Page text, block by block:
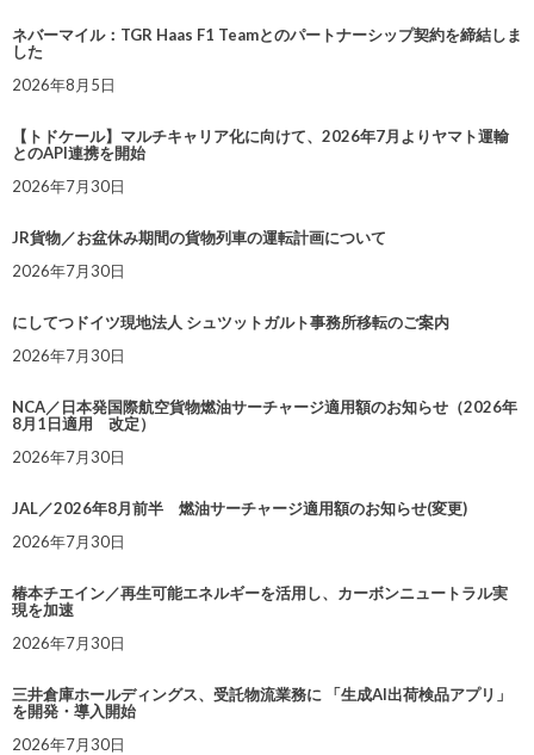
ネバーマイル：TGR Haas F1 Teamとのパートナーシップ契約を締結しま
した
2026年8月5日
【トドケール】マルチキャリア化に向けて、2026年7月よりヤマト運輸
とのAPI連携を開始
2026年7月30日
JR貨物／お盆休み期間の貨物列車の運転計画について
2026年7月30日
にしてつドイツ現地法人 シュツットガルト事務所移転のご案内
2026年7月30日
NCA／日本発国際航空貨物燃油サーチャージ適用額のお知らせ（2026年
8月1日適用 改定）
2026年7月30日
JAL／2026年8月前半 燃油サーチャージ適用額のお知らせ(変更)
2026年7月30日
椿本チエイン／再生可能エネルギーを活用し、カーボンニュートラル実
現を加速
2026年7月30日
三井倉庫ホールディングス、受託物流業務に 「生成AI出荷検品アプリ」
を開発・導入開始
2026年7月30日